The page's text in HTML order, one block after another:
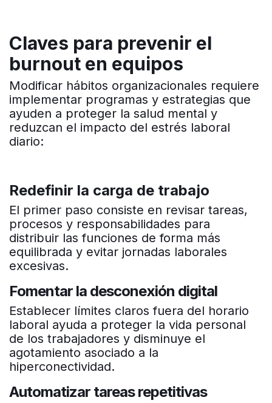
Claves para prevenir el
burnout en equipos
Modificar hábitos organizacionales requiere
implementar programas y estrategias que
ayuden a proteger la salud mental y
reduzcan el impacto del estrés laboral
diario:
Redefinir la carga de trabajo
El primer paso consiste en revisar tareas,
procesos y responsabilidades para
distribuir las funciones de forma más
equilibrada y evitar jornadas laborales
excesivas.
Fomentar la desconexión digital
Establecer límites claros fuera del horario
laboral ayuda a proteger la vida personal
de los trabajadores y disminuye el
agotamiento asociado a la
hiperconectividad.
Automatizar tareas repetitivas